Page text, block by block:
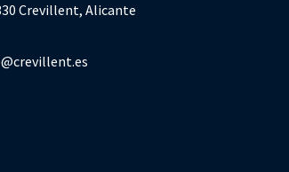
Crevillent, Alicante